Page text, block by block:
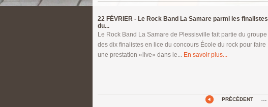
22 FÉVRIER - Le Rock Band La Samare parmi les finalistes
du...
Le Rock Band La Samare de Plessisville fait partie du groupe
des dix finalistes en lice du concours École du rock pour faire
une prestation «live» dans le... En savoir plus...
PRÉCÉDENT …